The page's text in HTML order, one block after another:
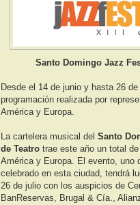
Santo Domingo Jazz
Desde el 14 de junio y hasta 26
programación realizada por
América y Europa.
La cartelera musical del Santo
de Teatro trae este año un total
América y Europa. El evento, uno
celebrado en esta ciudad, tendrá
26 de julio con los auspicios de
BanReservas, Brugal & Cía.,